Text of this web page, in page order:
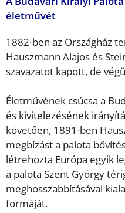
életművét
1882-ben az Országház
Hauszmann Alajos és
szavazatot kapott, de
Életművének csúcsa a
és kivitelezésének
követően, 1891-ben
megbízást a palota
létrehozta Európa egyik
a palota Szent György
meghosszabbításával
formáját.